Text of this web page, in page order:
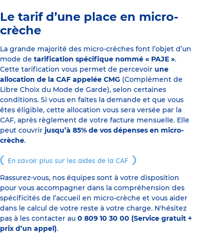
Le tarif d’une place en micro-
crèche
La grande majorité des micro-crèches font l’objet d’un
mode de tarification spécifique nommé « PAJE ».
Cette tarification vous permet de percevoir une
allocation de la CAF appelée CMG (Complément de
Libre Choix du Mode de Garde), selon certaines
conditions. Si vous en faites la demande et que vous
êtes éligible, cette allocation vous sera versée par la
CAF, après règlement de votre facture mensuelle. Elle
peut couvrir jusqu’à 85% de vos dépenses en micro-
crèche.
En savoir plus sur les aides de la CAF
Rassurez-vous, nos équipes sont à votre disposition
pour vous accompagner dans la compréhension des
spécificités de l’accueil en micro-crèche et vous aider
dans le calcul de votre reste à votre charge. N'hésitez
pas à les contacter au 0 809 10 30 00 (Service gratuit +
prix d’un appel).